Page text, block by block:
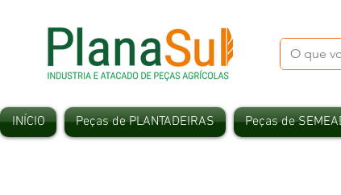
INÍCIO Peças de PLANTADEIRAS Peças de